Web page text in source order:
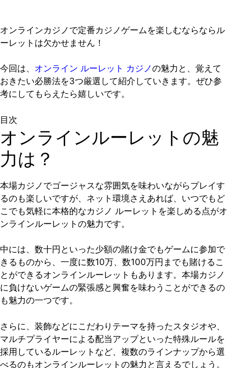
オンラインカジノで定番カジノゲームを楽しむならならル
ーレットは欠かせません！
今回は、 オンライン ルーレット カジノの魅力と、覚えて
おきたい必勝法を3つ厳選して紹介していきます。ぜひ参
考にしてもらえたら嬉しいです。
目次
オンラインルーレットの魅
力は？
本場カジノでゴージャスな雰囲気を味わいながらプレイす
るのも楽しいですが、ネット環境さえあれば、いつでもど
こでも気軽に本格的なカジノ ルーレットを楽しめる点がオ
ンラインルーレットの魅力です。
中には、数十円といった少額の賭け金でもゲームに参加で
きるものから、一度に数10万、数100万円までも賭けるこ
とができるオンラインルーレットもあります。本場カジノ
に負けないゲームの緊張感と興奮を味わうことができるの
も魅力の一つです。
さらに、装飾などにこだわりテーマを持ったスタジオや、
マルチプライヤーによる配当アップといった特殊ルールを
採用しているルーレットなど、複数のラインナップから選
べるのもオンラインルーレットの魅力と言えるでしょう。